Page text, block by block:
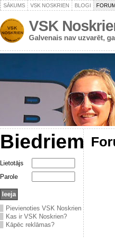
SĀKUMS VSK NOSKRIEN BLOGI
VSK
Galvenais nav uzvarēt,
Biedriem
Lietotājs
Parole
Pievienoties VSK Noskrien
Kas ir VSK Noskrien?
Kāpēc reklāmas?